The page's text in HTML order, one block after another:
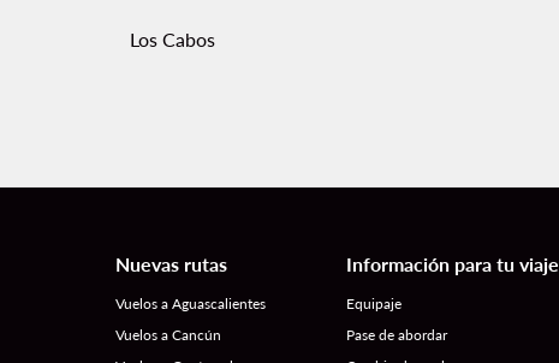
Los Cabos
Nuevas rutas
Vuelos a Aguascalientes
Vuelos a Cancún
Información para tu viaje
Equipaje
Pase de abordar